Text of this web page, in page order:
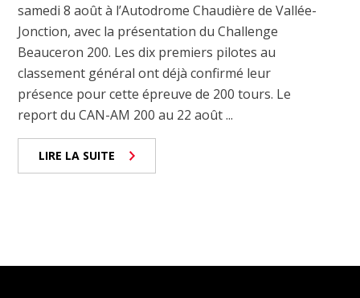
samedi 8 août à l’Autodrome Chaudière de Vallée-
Jonction, avec la présentation du Challenge
Beauceron 200. Les dix premiers pilotes au
classement général ont déjà confirmé leur
présence pour cette épreuve de 200 tours. Le
report du CAN-AM 200 au 22 août ...
LIRE LA SUITE